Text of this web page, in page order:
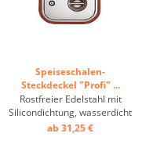
Speiseschalen-
Steckdeckel "Profi" ...
Rostfreier Edelstahl mit
Silicondichtung, wasserdicht
...
ab 31,25 €